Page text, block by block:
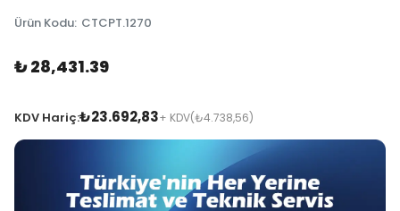
Ürün Kodu: CTCPT.1270
₺ 28,431.39
KDV Hariç:₺23.692,83+ KDV(₺4.738,56)